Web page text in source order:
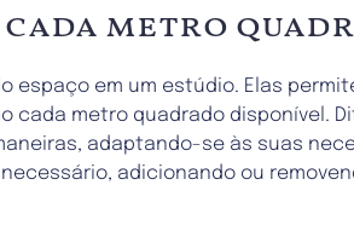
metro
em um estúdio. Elas
cada metro quadrado disponível.
adaptando-se às suas
adicionando ou